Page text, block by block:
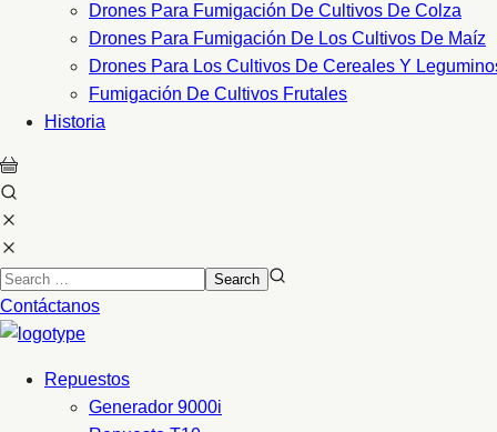
Drones Para Fumigación De Cultivos De Colza
Drones Para Fumigación De Los Cultivos De Maíz
Drones Para Los Cultivos De Cereales Y
Fumigación De Cultivos Frutales
Historia
Contáctanos
Repuestos
Generador 9000i